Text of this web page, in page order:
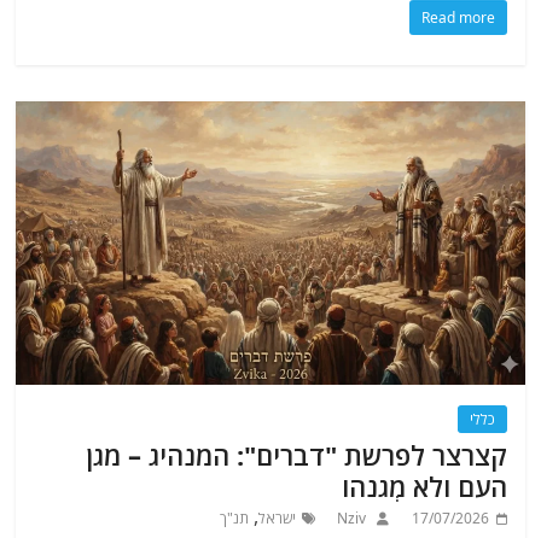
Read more
כללי
קצרצר לפרשת "דברים": המנהיג – מגן
העם ולא מְגנהו
17/07/2026
Nziv ישראל, תנ"ך